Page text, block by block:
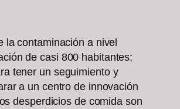
contaminación a nivel
de casi 800 habitantes;
tener un seguimiento y
a un centro de innovación
desperdicios de comida son